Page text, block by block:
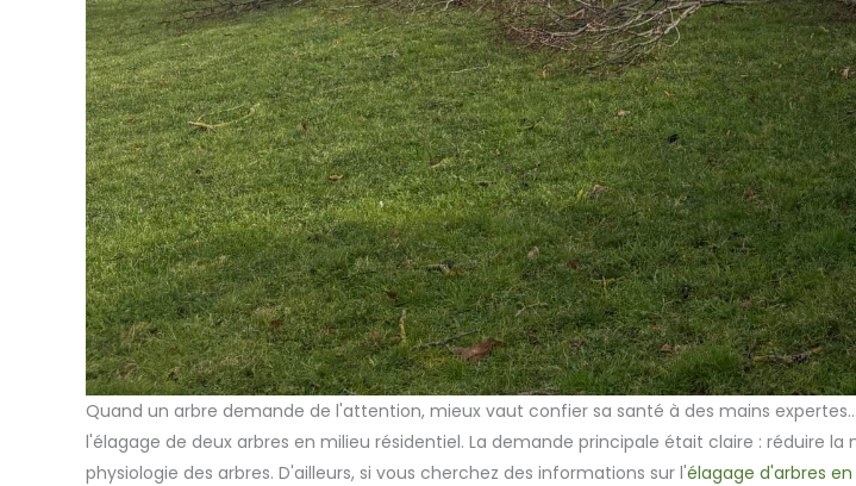
Quand un arbre demande de l'attention, mieux vaut confier sa santé à des mains
l'élagage de deux arbres en milieu résidentiel. La demande principale était claire : réduire
physiologie des arbres. D'ailleurs, si vous cherchez des informations sur l'élagage d'arbres